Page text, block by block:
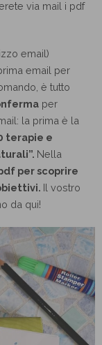
via mail i pdf
email)
email per
è tutto
per
la prima è la
terapie e
Nella
per scoprire
Il vostro
da qui!